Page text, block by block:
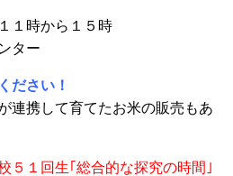
１時から１５時
ター
ださい！
連携して育てたお米の販売もあ
５１回生｢総合的な探究の時間｣